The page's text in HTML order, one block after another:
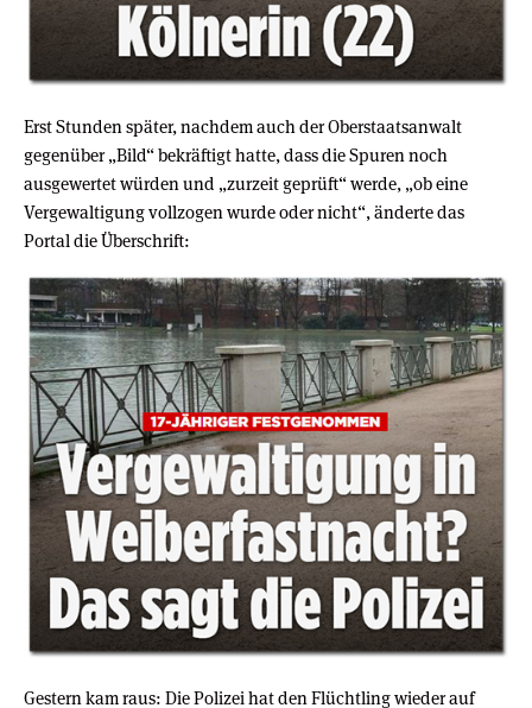
Erst Stunden später, nachdem auch der Oberstaatsanwalt
gegenüber „Bild“ bekräftigt hatte, dass die Spuren noch
ausgewertet würden und „zurzeit geprüft“ werde, „ob eine
Vergewaltigung vollzogen wurde oder nicht“, änderte das
Portal die Überschrift:
Gestern kam raus: Die Polizei hat den Flüchtling wieder auf